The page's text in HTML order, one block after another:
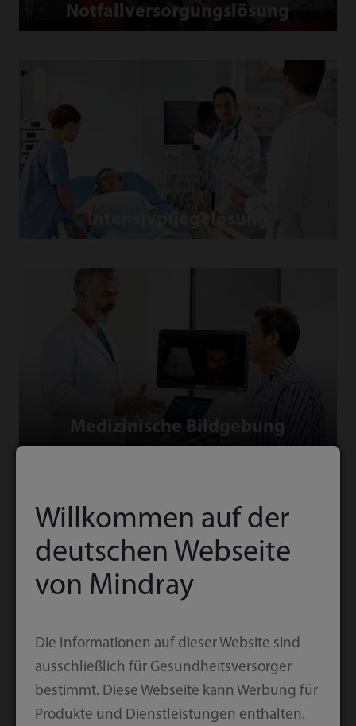
Notfallversorgungslösung
Intensivpflegelösung
Medizinische Bildgebung
Perioperative Behandlungslösung
Willkommen auf der
deutschen Webseite
von Mindray
Die Informationen auf dieser Website sind
ausschließlich für Gesundheitsversorger
bestimmt. Diese Webseite kann Werbung für
Produkte und Dienstleistungen enthalten.